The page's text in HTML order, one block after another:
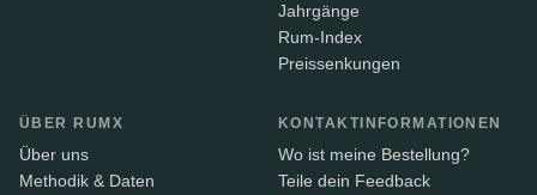
Jahrgänge
Rum-Index
Preissenkungen
ÜBER RUMX
Über uns
Methodik & Daten
KONTAKTINFORMATIONEN
Wo ist meine Bestellung?
Teile dein Feedback